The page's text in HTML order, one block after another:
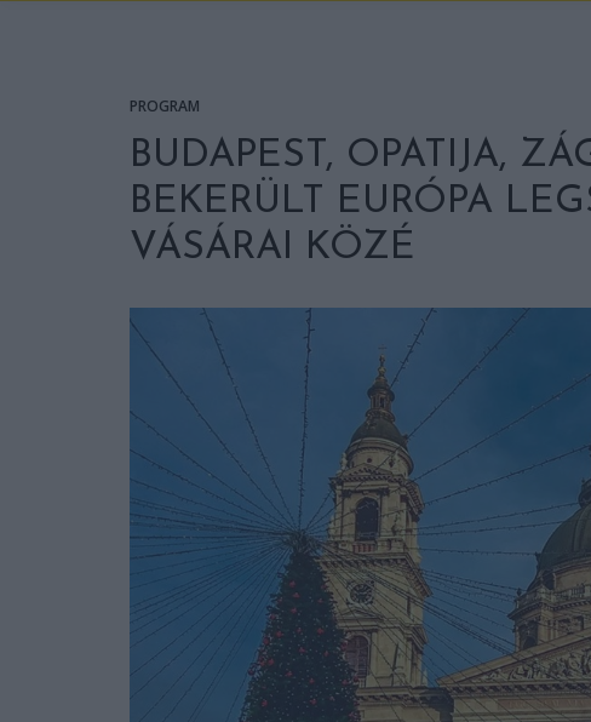
PROGRAM
BUDAPEST, OPATIJA,
BEKERÜLT EURÓPA
VÁSÁRAI KÖZÉ